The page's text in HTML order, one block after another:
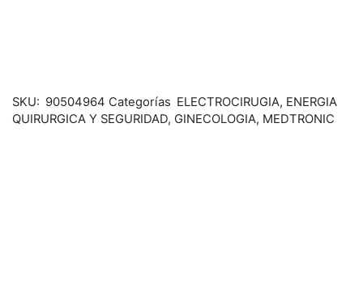
SKU: 90504964 Categorías ELECTROCIRUGIA, ENERGIA
QUIRURGICA Y SEGURIDAD, GINECOLOGIA, MEDTRONIC